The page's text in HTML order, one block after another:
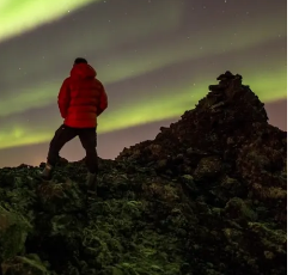
fyrir alla
er á tveimur stöðum í
sjálfu og Strýtuskála.
skíða- og
hægt er að leigja allan
til útivistar á sumrin
fyrir gangandi og
tekið hjólin með sér í